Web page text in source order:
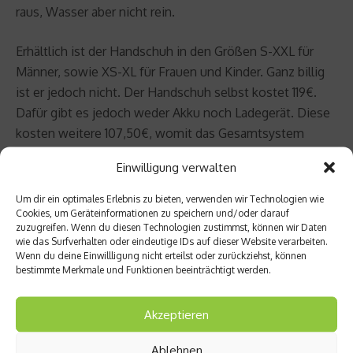
Einwilligung verwalten
Um dir ein optimales Erlebnis zu bieten, verwenden wir Technologien wie
Cookies, um Geräteinformationen zu speichern und/oder darauf
zuzugreifen. Wenn du diesen Technologien zustimmst, können wir Daten
wie das Surfverhalten oder eindeutige IDs auf dieser Website verarbeiten.
Wenn du deine Einwillligung nicht erteilst oder zurückziehst, können
bestimmte Merkmale und Funktionen beeinträchtigt werden.
Akzeptieren
Ablehnen
raus, Wasser aber nicht rein.
Erhältlich ist der Handschuh in den Größen S-XXL für
Männer, sowie XS-XL für Frauen und Kinder. Ganz billig
ist er jedoch nicht. Der Handschuh selbst kostet 119€.
Dafür gibt es jedoch weder Akku noch Ladegerät. Diese
kosten weitere 107,50€, womit das Gesamtsystem
Fazit: Wer beim Skifahren ständig kalte Finger bekommt,
erhält durch den beheizbaren Skihandschuh Aspen von
Mematec eine Alternative, die es sicherlich wert ist,
ausprobiert zu werden. Wer jedoch besagtes Problem
nicht kennt, kann sicherlich auch auf konventionelle
Skihandschuhe zurückgreifen und kommt so billiger